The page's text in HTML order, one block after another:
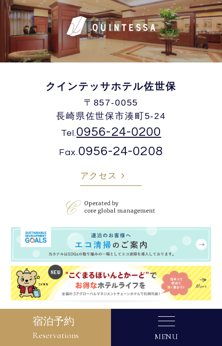
クインテッサホテル佐世保
〒857-0055
長崎県佐世保市湊町5-24
Tel.0956-24-0200
Fax.0956-24-0208
アクセス
© 2019–2026 QUINTESSA. All rights reserved.
MENU
宿泊予約
Reservations